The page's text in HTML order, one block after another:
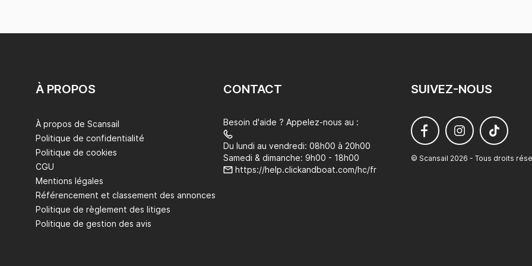
À PROPOS
À propos de Scansail
Politique de confidentialité
Politique de cookies
CGU
Mentions légales
Référencement et classement des annonces
Politique de règlement des litiges
Politique de gestion des avis
CONTACT
Besoin d'aide ? Appelez-nous au :
Du lundi au vendredi: 08h00 à 20h00
Samedi & dimanche: 9h00 - 18h00
https://help.clickandboat.com/hc/fr
SUIVEZ-NOUS
© Scansail 2026 - Tous droits